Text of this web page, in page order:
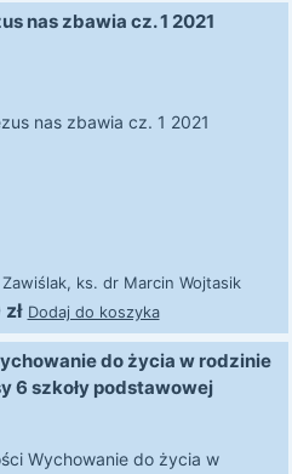
nas zbawia cz. 1 2021
ks. dr Marcin Wojtasik
zł Dodaj do koszyka
do życia w rodzinie
6 szkoły podstawowej